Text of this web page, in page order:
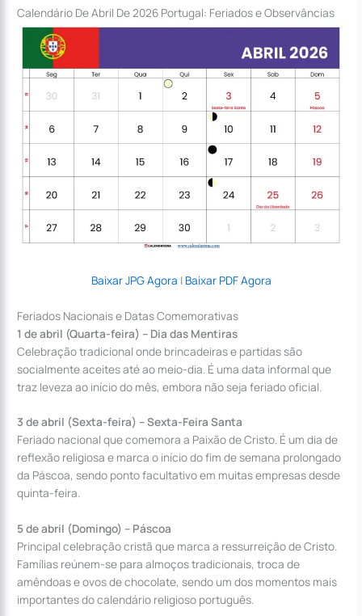
Calendário De Abril De 2026 Portugal: Feriados e Observâncias
Baixar JPG Agora | Baixar PDF Agora
Feriados Nacionais e Datas Comemorativas
1 de abril (Quarta-feira) – Dia das Mentiras
Celebração tradicional onde brincadeiras e partidas são
socialmente aceites até ao meio-dia. É uma data informal que
traz leveza ao início do mês, embora não seja feriado oficial.
3 de abril (Sexta-feira) – Sexta-Feira Santa
Feriado nacional que comemora a Paixão de Cristo. É um dia de
reflexão religiosa e marca o início do fim de semana prolongado
da Páscoa, sendo ponto facultativo em muitas empresas desde
quinta-feira.
5 de abril (Domingo) – Páscoa
Principal celebração cristã que marca a ressurreição de Cristo.
Famílias reúnem-se para almoços tradicionais, troca de
amêndoas e ovos de chocolate, sendo um dos momentos mais
importantes do calendário religioso português.